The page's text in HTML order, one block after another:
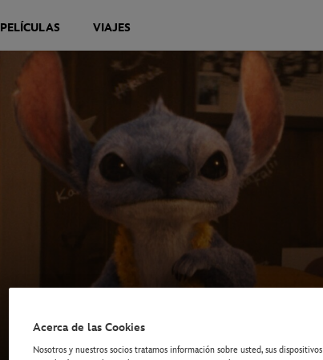
PELÍCULAS VIAJES
Acerca de las Cookies
Nosotros y nuestros socios tratamos información sobre usted, sus